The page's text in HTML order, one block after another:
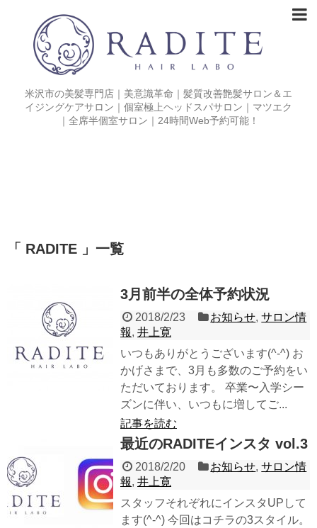
米沢市の美髪専門店｜美意識革命｜髪質改善艶髪サロン＆エ
イジングケアサロン｜個室極上ヘッドスパサロン｜マツエク
｜全席半個室サロン｜24時間Web予約可能！
「 RADITE 」一覧
3月前半の全体予約状況
2018/2/23 お知らせ,サロン情
報, 井上寛
いつもありがとうございます(^-^) お
かげさまで、3月も多数のご予約をい
ただいております。 卒業〜入学シー
ズンに伴い、いつもに増してご...
記事を読む
最近のRADITEインスタ vol.3
2018/2/20 お知らせ,サロン情
報, 井上寛
スタッフそれぞれにインスタUPして
ます(^-^) 今回はコチラの3スタイル。